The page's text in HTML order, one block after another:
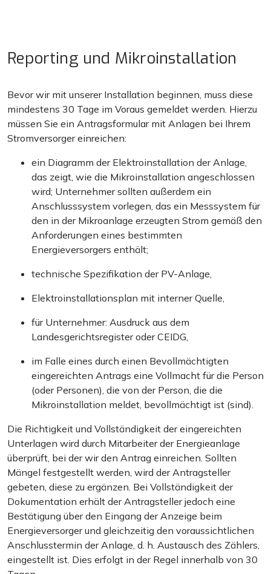
Reporting und Mikroinstallation
Bevor wir mit unserer Installation beginnen, muss diese
mindestens 30 Tage im Voraus gemeldet werden. Hierzu
müssen Sie ein Antragsformular mit Anlagen bei Ihrem
Stromversorger einreichen:
ein Diagramm der Elektroinstallation der Anlage,
das zeigt, wie die Mikroinstallation angeschlossen
wird; Unternehmer sollten außerdem ein
Anschlusssystem vorlegen, das ein Messsystem für
den in der Mikroanlage erzeugten Strom gemäß den
Anforderungen eines bestimmten
Energieversorgers enthält;
technische Spezifikation der PV-Anlage,
Elektroinstallationsplan mit interner Quelle,
für Unternehmer: Ausdruck aus dem
Landesgerichtsregister oder CEIDG,
im Falle eines durch einen Bevollmächtigten
eingereichten Antrags eine Vollmacht für die Person
(oder Personen), die von der Person, die die
Mikroinstallation meldet, bevollmächtigt ist (sind).
Die Richtigkeit und Vollständigkeit der eingereichten
Unterlagen wird durch Mitarbeiter der Energieanlage
überprüft, bei der wir den Antrag einreichen. Sollten
Mängel festgestellt werden, wird der Antragsteller
gebeten, diese zu ergänzen. Bei Vollständigkeit der
Dokumentation erhält der Antragsteller jedoch eine
Bestätigung über den Eingang der Anzeige beim
Energieversorger und gleichzeitig den voraussichtlichen
Anschlusstermin der Anlage, d. h. Austausch des Zählers,
eingestellt ist. Dies erfolgt in der Regel innerhalb von 30